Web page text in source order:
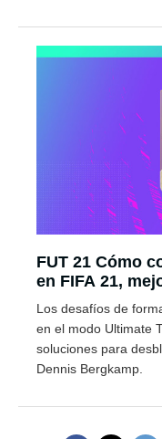
FUT 21 Cómo
en FIFA 21,
Los desafíos de
en el modo Ultimate
soluciones para
Dennis Bergkamp.